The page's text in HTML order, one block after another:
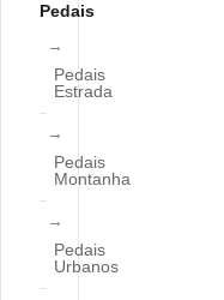
Pedais
Pedais
Estrada
Pedais
Montanha
Pedais
Urbanos